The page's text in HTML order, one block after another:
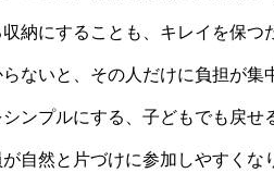
納にすることも、キレイを保つ
ないと、その人だけに負担が集
ンプルにする、子どもでも戻せ
自然と片づけに参加しやすくな